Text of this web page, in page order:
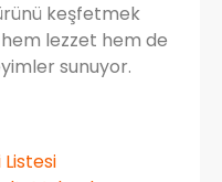
keşfetmek
lezzet hem de
sunuyor.